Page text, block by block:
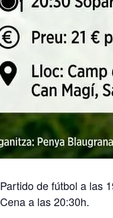
Partido de fútbol a las
Cena a las 20:30h.